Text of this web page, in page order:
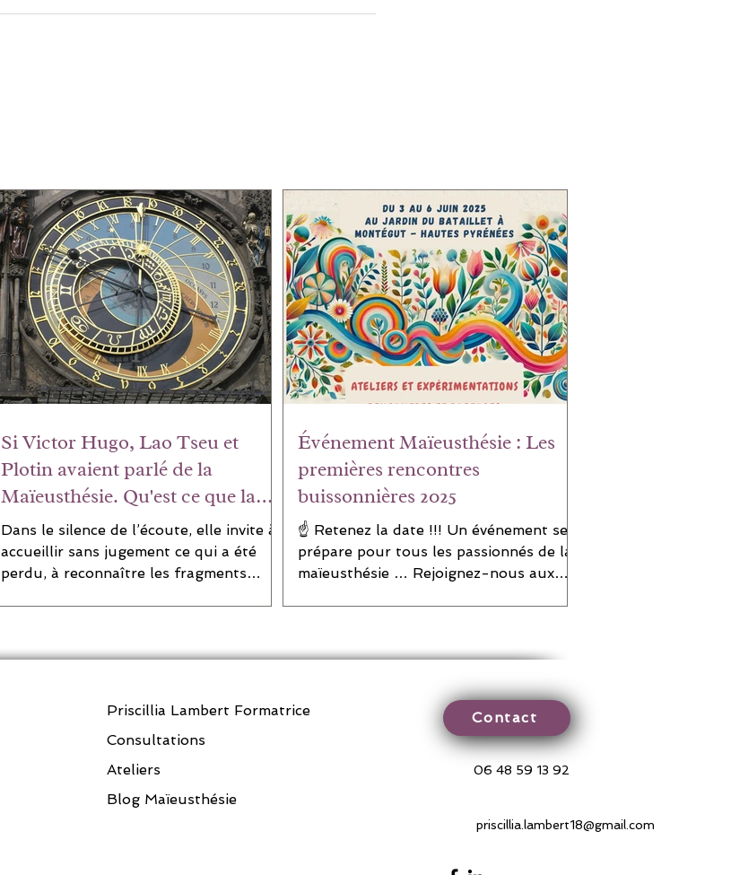
Si Victor Hugo, Lao Tseu et
Plotin avaient parlé de la
Maïeusthésie. Qu'est ce que la
maïeusthésie ?
Dans le silence de l’écoute, elle invite à
accueillir sans jugement ce qui a été
perdu, à reconnaître les fragments
Événement Maïeusthésie : Les
premières rencontres
buissonnières 2025
☝️ Retenez la date !!! Un événement se
prépare pour tous les passionnés de la
maïeusthésie … Rejoignez-nous aux
Priscillia Lambert Formatrice
Consultations
Ateliers
Blog Maïeusthésie
Contact
06 48 59 13 92
priscillia.lambert18@gmail.com